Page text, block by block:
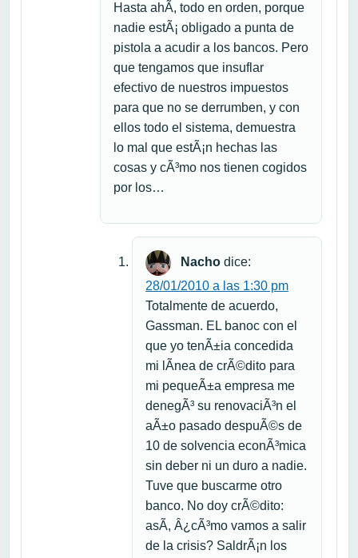
Hasta ahÃ­, todo en orden, porque
nadie estÃ¡ obligado a punta de
pistola a acudir a los bancos. Pero
que tengamos que insuflar
efectivo de nuestros impuestos
para que no se derrumben, y con
ellos todo el sistema, demuestra
lo mal que estÃ¡n hechas las
cosas y cÃ³mo nos tienen cogidos
por los…
Nacho dice:
28/01/2010 a las 1:30 pm
Totalmente de acuerdo,
Gassman. EL banoc con el
que yo tenÃ±ia concedida
mi lÃ­nea de crÃ©dito para
mi pequeÃ±a empresa me
denegÃ³ su renovaciÃ³n el
aÃ±o pasado despuÃ©s de
10 de solvencia econÃ³mica
sin deber ni un duro a nadie.
Tuve que buscarme otro
banco. No doy crÃ©dito:
asÃ­, Â¿cÃ³mo vamos a salir
de la crisis? SaldrÃ¡n los